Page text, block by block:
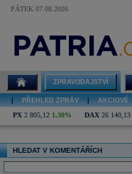
PÁTEK 07.08.2026
ZPRAVODAJSTVÍ
PŘEHLED ZPRÁV AKCIOVÉ
PX 2 805,12 1,30% DAX 26 140,13
HLEDAT V KOMENTÁŘÍCH